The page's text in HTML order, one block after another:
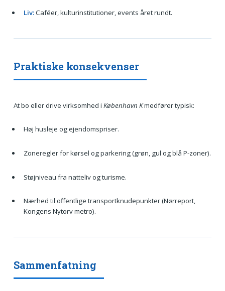
Liv:Caféer, kulturinstitutioner, events året rundt.
Praktiske konsekvenser
At bo eller drive virksomhed i København Kmedfører typisk:
Høj husleje og ejendomspriser.
Zoneregler for kørsel og parkering (grøn, gul og blå P-zoner).
Støjniveau fra natteliv og turisme.
Nærhed til offentlige transportknudepunkter (Nørreport,
Kongens Nytorv metro).
Sammenfatning